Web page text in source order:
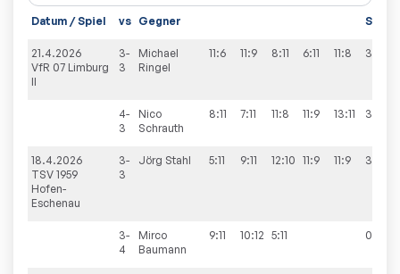
Datum / Spiel vs Gegner Sätze
21.4.2026
VfR 07 Limburg
II
3-
3
Michael
Ringel
11:6 11:9 8:11 6:11 11:8 3:2
4-
3
Nico
Schrauth
8:11 7:11 11:8 11:9 13:11 3:2
18.4.2026
TSV 1959
Hofen-
Eschenau
3-
3
Jörg Stahl 5:11 9:11 12:10 11:9 11:9 3:2
3-
4
Mirco
Baumann
9:11 10:12 5:11 0:3